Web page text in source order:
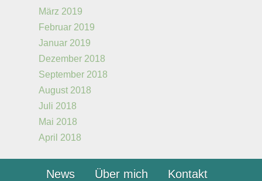
März 2019
Februar 2019
Januar 2019
Dezember 2018
September 2018
August 2018
Juli 2018
Mai 2018
April 2018
News Über mich
Kontakt